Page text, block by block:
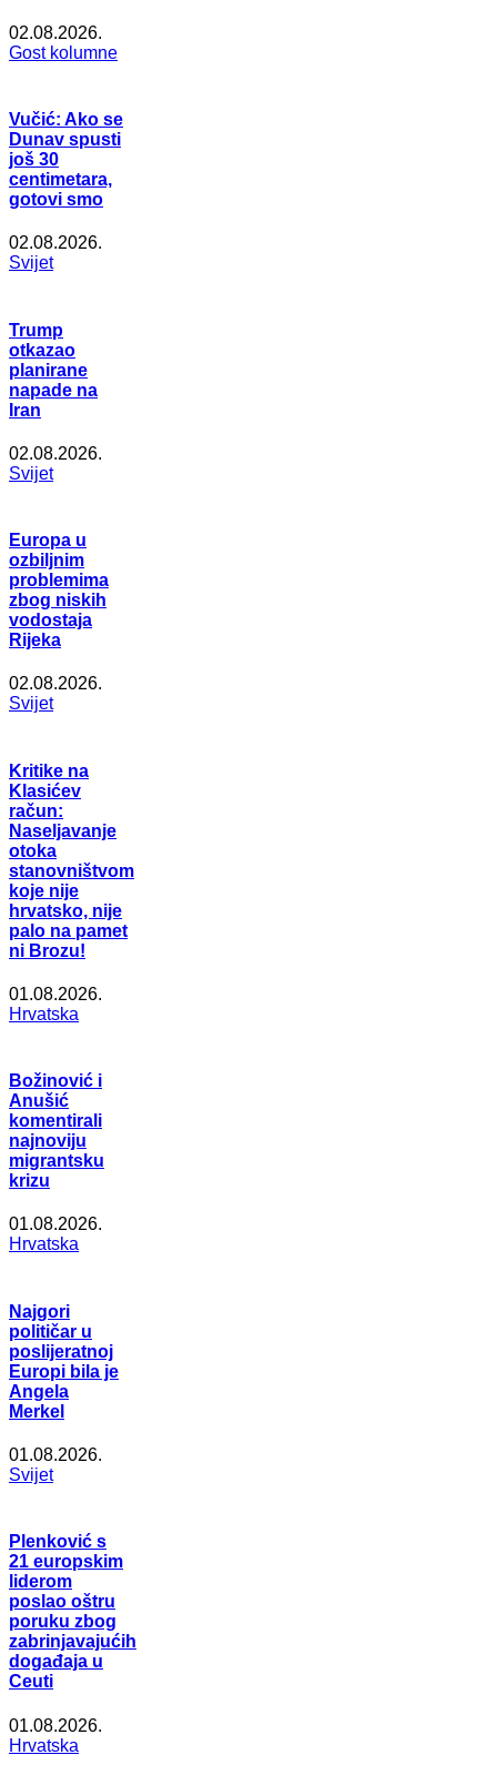
02.08.2026.
Gost kolumne
Vučić: Ako se
Dunav spusti
još 30
centimetara,
gotovi smo
02.08.2026.
Svijet
Trump
otkazao
planirane
napade na
Iran
02.08.2026.
Svijet
Europa u
ozbiljnim
problemima
zbog niskih
vodostaja
Rijeka
02.08.2026.
Svijet
Kritike na
Klasićev
račun:
Naseljavanje
otoka
stanovništvom
koje nije
hrvatsko, nije
palo na pamet
ni Brozu!
01.08.2026.
Hrvatska
Božinović i
Anušić
komentirali
najnoviju
migrantsku
krizu
01.08.2026.
Hrvatska
Najgori
političar u
poslijeratnoj
Europi bila je
Angela
Merkel
01.08.2026.
Svijet
Plenković s
21 europskim
liderom
poslao oštru
poruku zbog
zabrinjavajućih
događaja u
Ceuti
01.08.2026.
Hrvatska